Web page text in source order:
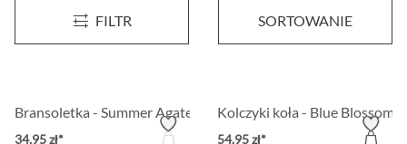
FILTR SORTOWANIE
29,95 zł*
Bransoletka - Summer Agate
34,95 zł*
Kolczyki koła - Blue Blossom
54,95 zł*